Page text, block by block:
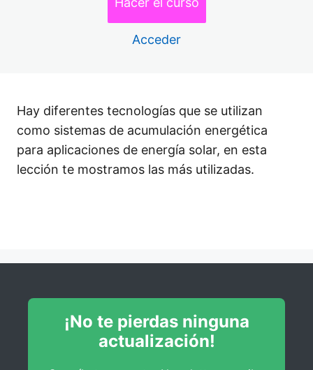
Evalúa tu Curso de Radiación Solar
La Estructura de Soporte
Instalación de Inversores
Sistemas FV Residenciales e Industriales
Acceder
Hay diferentes tecnologías que se utilizan
como sistemas de acumulación energética
para aplicaciones de energía solar, en esta
lección te mostramos las más utilizadas.
¡No te pierdas ninguna
actualización!